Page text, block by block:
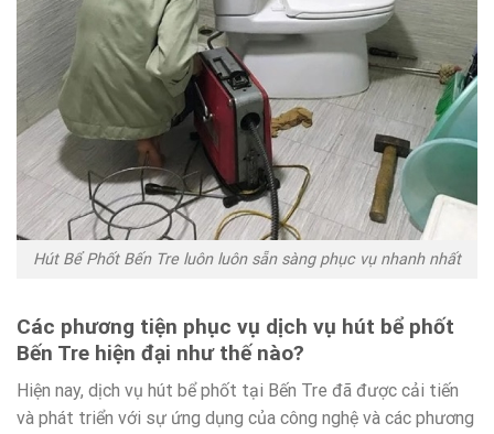
Hút Bể Phốt Bến Tre luôn luôn sẵn sàng phục vụ nhanh nhất
Các phương tiện phục vụ dịch vụ hút bể phốt
Bến Tre hiện đại như thế nào?
Hiện nay, dịch vụ hút bể phốt tại Bến Tre đã được cải tiến
và phát triển với sự ứng dụng của công nghệ và các phương